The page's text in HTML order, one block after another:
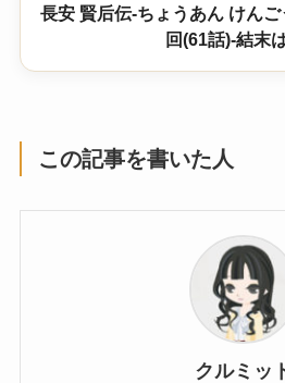
長安 賢后伝-ちょうあん けん
回(61話)-結末
この記事を書いた人
クルミッ